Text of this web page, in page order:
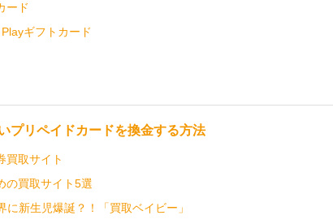
ード
ギフトカード
プリペイドカードを換金する方法
買取サイト
の買取サイト5選
に新生児爆誕？！「買取ベイビー」